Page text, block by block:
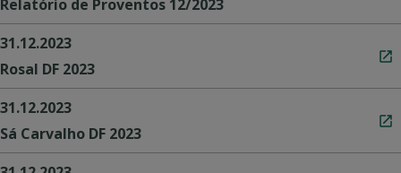
Relatório de Proventos 12/2023
31.12.2023
Rosal DF 2023
31.12.2023
Sá Carvalho DF 2023